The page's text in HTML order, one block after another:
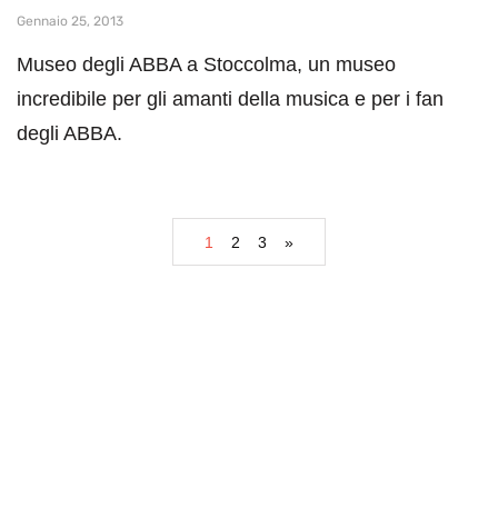
Gennaio 25, 2013
Museo degli ABBA a Stoccolma, un museo
incredibile per gli amanti della musica e per i fan
degli ABBA.
1 2 3 »